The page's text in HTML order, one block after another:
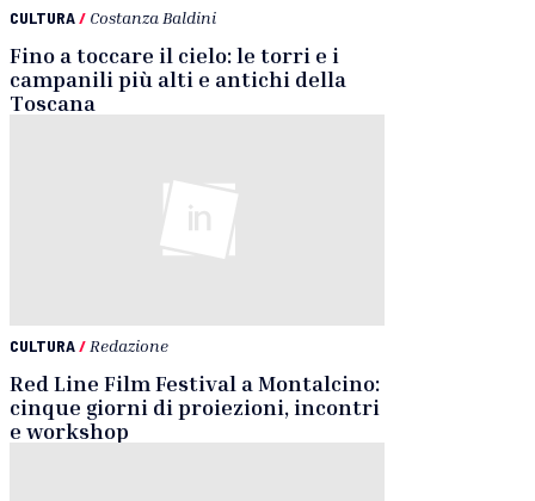
CULTURA/ Costanza Baldini
Fino a toccare il cielo: le torri e i
campanili più alti e antichi della
Toscana
CULTURA/ Redazione
Red Line Film Festival a Montalcino:
cinque giorni di proiezioni, incontri
e workshop